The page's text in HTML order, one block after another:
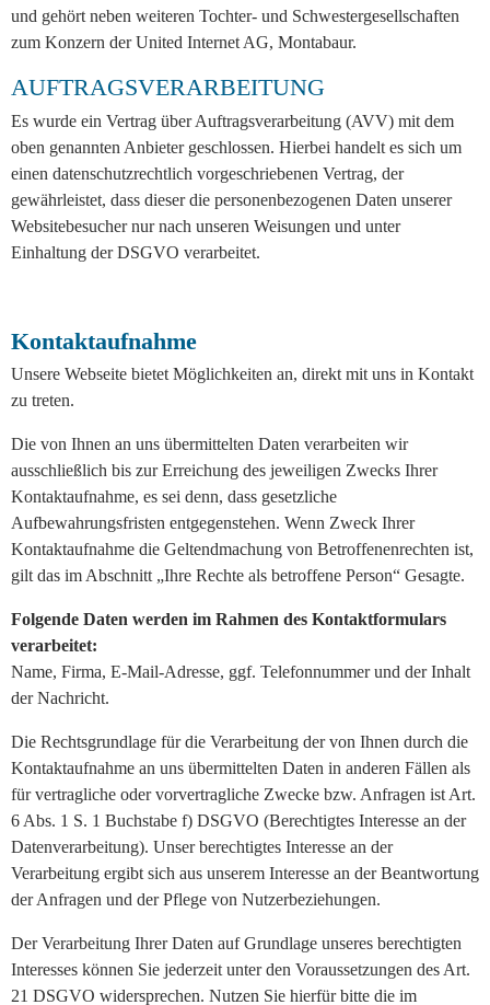
und gehört neben weiteren Tochter- und Schwestergesellschaften
zum Konzern der United Internet AG, Montabaur.
AUFTRAGSVERARBEITUNG
Es wurde ein Vertrag über Auftragsverarbeitung (AVV) mit dem
oben genannten Anbieter geschlossen. Hierbei handelt es sich um
einen datenschutzrechtlich vorgeschriebenen Vertrag, der
gewährleistet, dass dieser die personenbezogenen Daten unserer
Websitebesucher nur nach unseren Weisungen und unter
Einhaltung der DSGVO verarbeitet.
Kontaktaufnahme
Unsere Webseite bietet Möglichkeiten an, direkt mit uns in Kontakt
zu treten.
Die von Ihnen an uns übermittelten Daten verarbeiten wir
ausschließlich bis zur Erreichung des jeweiligen Zwecks Ihrer
Kontaktaufnahme, es sei denn, dass gesetzliche
Aufbewahrungsfristen entgegenstehen. Wenn Zweck Ihrer
Kontaktaufnahme die Geltendmachung von Betroffenenrechten ist,
gilt das im Abschnitt „Ihre Rechte als betroffene Person“ Gesagte.
Folgende Daten werden im Rahmen des Kontaktformulars
verarbeitet:
Name, Firma, E-Mail-Adresse, ggf. Telefonnummer und der Inhalt
der Nachricht.
Die Rechtsgrundlage für die Verarbeitung der von Ihnen durch die
Kontaktaufnahme an uns übermittelten Daten in anderen Fällen als
für vertragliche oder vorvertragliche Zwecke bzw. Anfragen ist Art.
6 Abs. 1 S. 1 Buchstabe f) DSGVO (Berechtigtes Interesse an der
Datenverarbeitung). Unser berechtigtes Interesse an der
Verarbeitung ergibt sich aus unserem Interesse an der Beantwortung
der Anfragen und der Pflege von Nutzerbeziehungen.
Der Verarbeitung Ihrer Daten auf Grundlage unseres berechtigten
Interesses können Sie jederzeit unter den Voraussetzungen des Art.
21 DSGVO widersprechen. Nutzen Sie hierfür bitte die im